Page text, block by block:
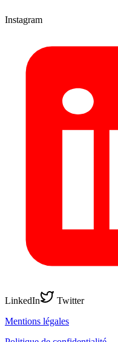
Instagram
LinkedIn
Twitter
Mentions légales